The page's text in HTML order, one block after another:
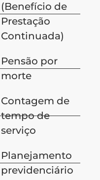
(Benefício de
Prestação
Continuada)
Pensão por
morte
Contagem de
tempo de
serviço
Planejamento
previdenciário